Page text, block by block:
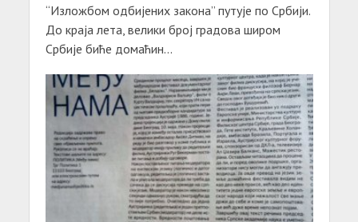
“Изложбом одбијених закона” путује по Србији.
До краја лета, велики број градова широм
Србије биће домаћин...